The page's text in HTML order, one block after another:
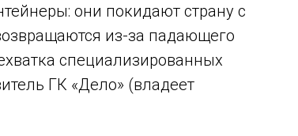
они покидают страну с
из-за падающего
специализированных
ГК «Дело» (владеет